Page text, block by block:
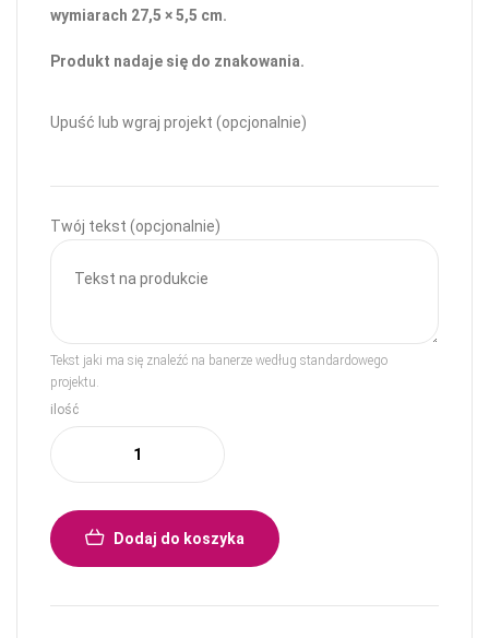
wymiarach 27,5 × 5,5 cm.
Produkt nadaje się do znakowania.
Upuść lub wgraj projekt (opcjonalnie)
Twój tekst (opcjonalnie)
Tekst jaki ma się znaleźć na banerze według standardowego
projektu.
ilość
Dodaj do koszyka